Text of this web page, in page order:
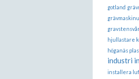
gotland
hjullastare
höganäs
industri
installera